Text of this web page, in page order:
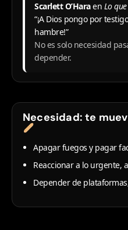
Scarlett O’Haraen Lo
“¡A Dios pongo por
hambre!”
No es solo necesidad
depender.
Necesidad: te
Apagar fuegos y pagar
Reaccionar a lo urgente,
Depender de